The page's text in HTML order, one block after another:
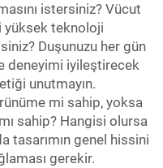
istersiniz? Vücut
yüksek teknoloji
Duşunuzu her gün
deneyimi iyileştirecek
unutmayın.
mi sahip, yoksa
sahip? Hangisi olursa
tasarımın genel hissini
gerekir.